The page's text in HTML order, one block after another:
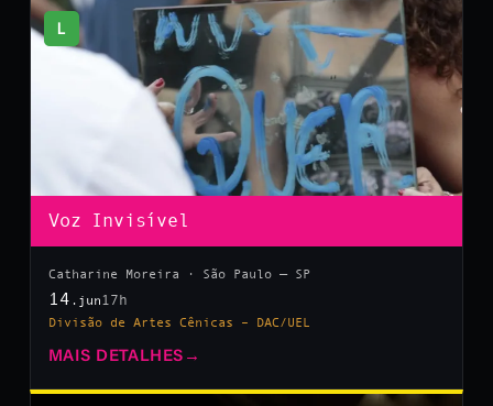
L
Voz Invisível
Catharine Moreira · São Paulo — SP
14 .jun 17h
Divisão de Artes Cênicas – DAC/UEL
MAIS DETALHES →